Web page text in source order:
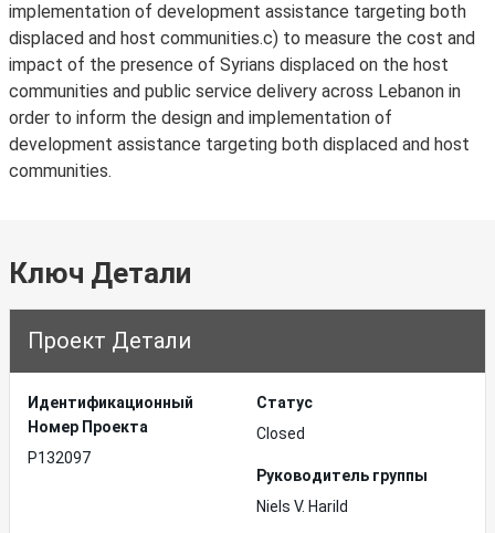
implementation of development assistance targeting both
displaced and host communities.c) to measure the cost and
impact of the presence of Syrians displaced on the host
communities and public service delivery across Lebanon in
order to inform the design and implementation of
development assistance targeting both displaced and host
communities.
Ключ Детали
Проект Детали
Идентификационный
Hомер Проекта
P132097
Статус
Closed
Руководитель группы
Niels V. Harild